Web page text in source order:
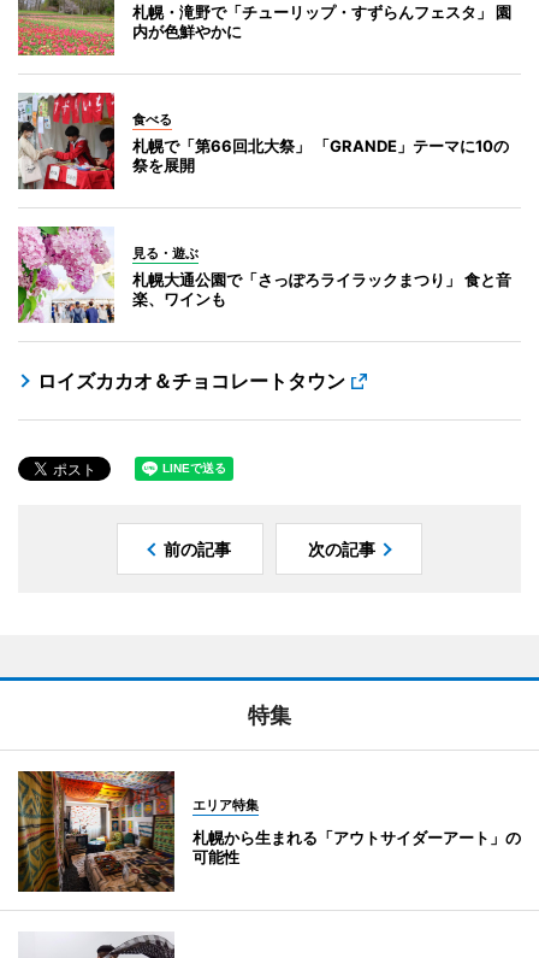
札幌・滝野で「チューリップ・すずらんフェスタ」 園
内が色鮮やかに
食べる
札幌で「第66回北大祭」 「GRANDE」テーマに10の
祭を展開
見る・遊ぶ
札幌大通公園で「さっぽろライラックまつり」 食と音
楽、ワインも
ロイズカカオ＆チョコレートタウン
前の記事 次の記事
特集
エリア特集
札幌から生まれる「アウトサイダーアート」の
可能性